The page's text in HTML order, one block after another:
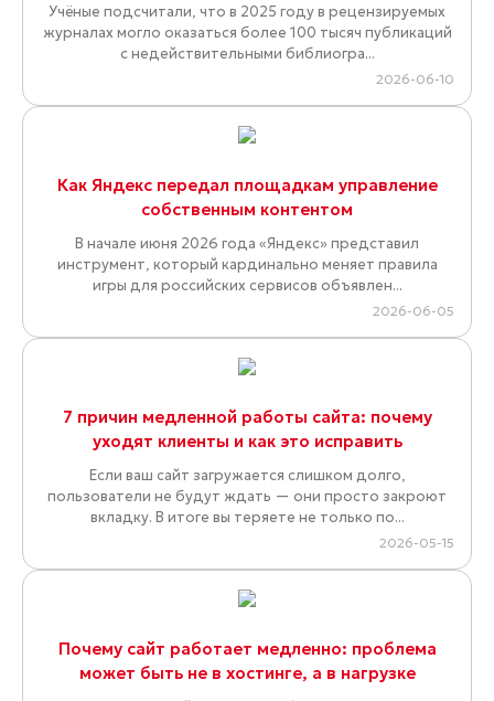
Учёные подсчитали, что в 2025 году в рецензируемых
журналах могло оказаться более 100 тысяч публикаций
с недействительными библиогра...
2026-06-10
Как Яндекс передал площадкам управление
собственным контентом
В начале июня 2026 года «Яндекс» представил
инструмент, который кардинально меняет правила
игры для российских сервисов объявлен...
2026-06-05
7 причин медленной работы сайта: почему
уходят клиенты и как это исправить
Если ваш сайт загружается слишком долго,
пользователи не будут ждать — они просто закроют
вкладку. В итоге вы теряете не только по...
2026-05-15
Почему сайт работает медленно: проблема
может быть не в хостинге, а в нагрузке